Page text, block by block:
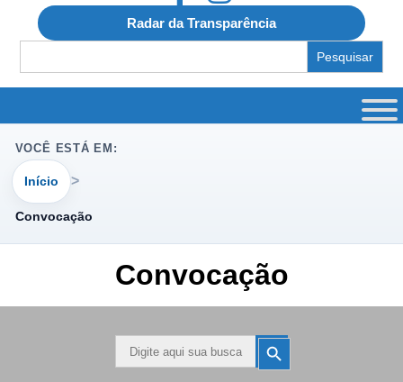
Radar da Transparência
for:
VOCÊ ESTÁ EM:
Início
Convocação
Convocação
Search
for:
Search
Button